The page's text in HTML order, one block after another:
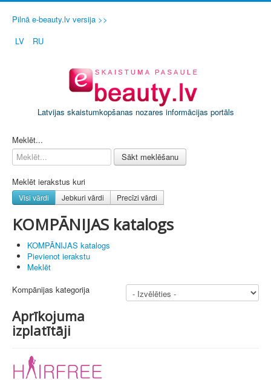
Pilnā e-beauty.lv versija >>
LV
RU
Latvijas skaistumkopšanas nozares informācijas portāls
Meklēt...
Sākt meklēšanu
Meklēt ierakstus kuri
Visi vārdi Jebkuri vārdi Precīzi vārdi
KOMPĀNIJAS katalogs
KOMPĀNIJAS katalogs
Pievienot ierakstu
Meklēt
Kompānijas kategorija
Aprīkojuma
izplatītāji